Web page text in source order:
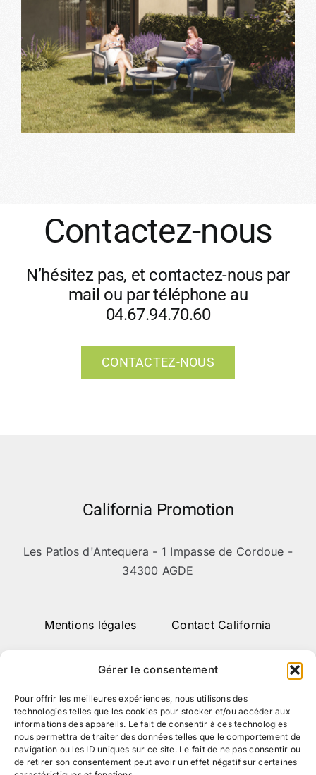
Gérer le consentement
Pour offrir les meilleures expériences, nous utilisons des
technologies telles que les cookies pour stocker et/ou accéder aux
informations des appareils. Le fait de consentir à ces technologies
nous permettra de traiter des données telles que le comportement de
navigation ou les ID uniques sur ce site. Le fait de ne pas consentir ou
de retirer son consentement peut avoir un effet négatif sur certaines
Contactez-nous
N’hésitez pas, et contactez-nous par
mail ou par téléphone au
04.67.94.70.60
CONTACTEZ-NOUS
California Promotion
Les Patios d'Antequera - 1 Impasse de Cordoue -
34300 AGDE
Mentions légales Contact California